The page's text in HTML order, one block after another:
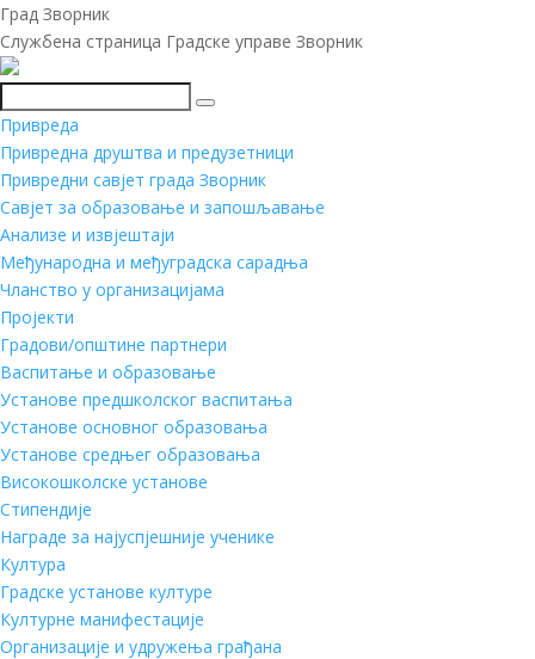
Град Зворник
Службена страница Градске управе Зворник
Претражи
Привреда
Привредна друштва и предузетници
Привредни савјет града Зворник
Савјет за образовање и запошљавање
Анализе и извјештаји
Међународна и међуградска сарадња
Чланство у организацијама
Пројекти
Градови/општине партнери
Васпитање и образовање
Установе предшколског васпитања
Установе основног образовања
Установе средњег образовања
Високошколске установе
Стипендије
Награде за најуспјешније ученике
Култура
Градске установе културе
Културне манифестације
Организације и удружења грађана